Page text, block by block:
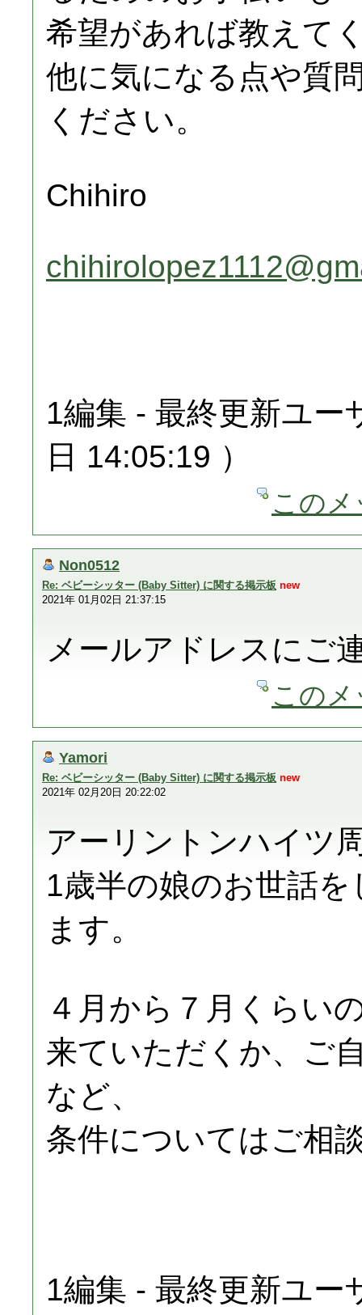
希望があれば教えて
他に気になる点や質
ください。
Chihiro
1編集 - 最終更新ユー
日 14:05:19 ）
この
Non0512
Re: ベビーシッター (Baby Sitter) に関する掲示板 new
2021年 01月02日 21:37:15
メールアドレスにご
この
Yamori
Re: ベビーシッター (Baby Sitter) に関する掲示板 new
2021年 02月20日 20:22:02
アーリントンハイツ
1歳半の娘のお世話
ます。
４月から７月くらい
来ていただくか、ご
など、
条件についてはご相
1編集 - 最終更新ユー